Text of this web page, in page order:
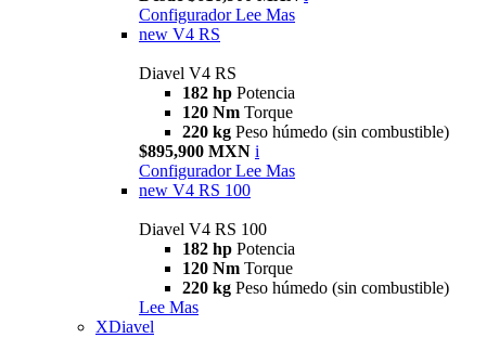
Configurador Lee Mas
new V4 RS
Diavel V4 RS
182 hp Potencia
120 Nm Torque
220 kg Peso húmedo (sin combustible)
$895,900 MXN i
Configurador Lee Mas
new V4 RS 100
Diavel V4 RS 100
182 hp Potencia
120 Nm Torque
220 kg Peso húmedo (sin combustible)
Lee Mas
XDiavel